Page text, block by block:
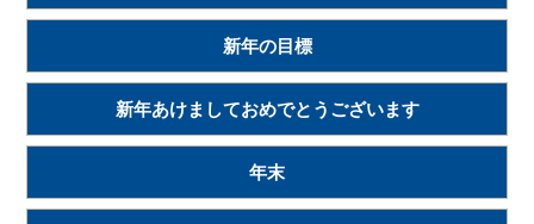
新年の目標
新年あけましておめでとうございます
年末